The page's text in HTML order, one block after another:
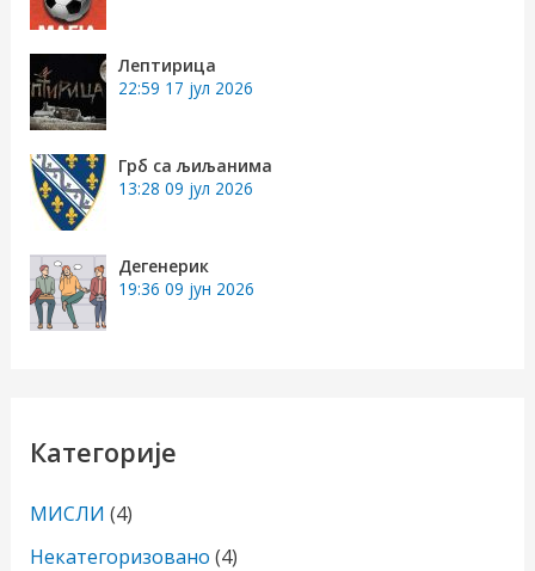
:
Лептирица
22:59 17 јул 2026
Грб са љиљанима
13:28 09 јул 2026
Дегенерик
19:36 09 јун 2026
Категорије
МИСЛИ (4)
Некатегоризовано (4)